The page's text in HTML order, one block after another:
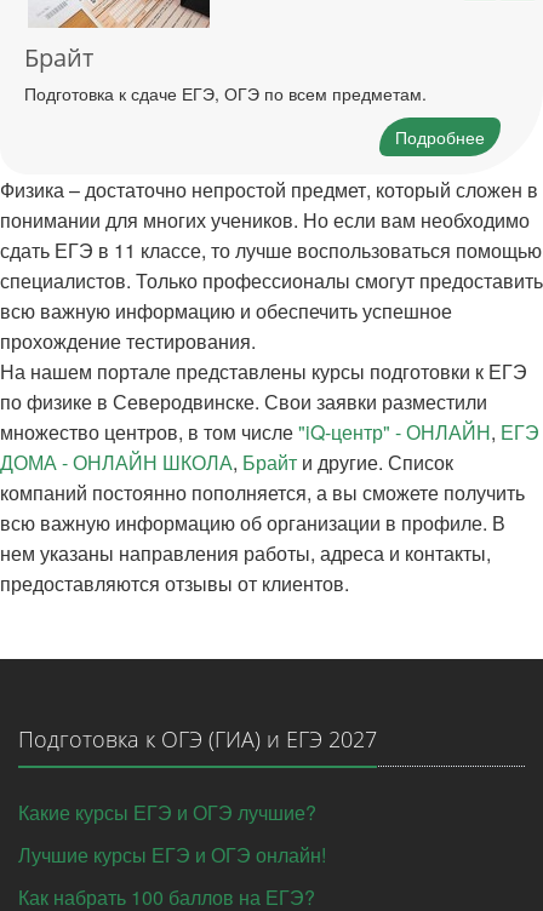
Брайт
Подготовка к сдаче ЕГЭ, ОГЭ по всем предметам.
Подробнее
Физика – достаточно непростой предмет, который сложен в
понимании для многих учеников. Но если вам необходимо
сдать ЕГЭ в 11 классе, то лучше воспользоваться помощью
специалистов. Только профессионалы смогут предоставить
всю важную информацию и обеспечить успешное
прохождение тестирования.
На нашем портале представлены курсы подготовки к ЕГЭ
по физике в Северодвинске. Свои заявки разместили
множество центров, в том числе"iQ-центр" - ОНЛАЙН, ЕГЭ
ДОМА - ОНЛАЙН ШКОЛА, Брайт и другие. Список
компаний постоянно пополняется, а вы сможете получить
всю важную информацию об организации в профиле. В
нем указаны направления работы, адреса и контакты,
предоставляются отзывы от клиентов.
Подготовка к ОГЭ (ГИА) и ЕГЭ 2027
Какие курсы ЕГЭ и ОГЭ лучшие?
Лучшие курсы ЕГЭ и ОГЭ онлайн!
Как набрать 100 баллов на ЕГЭ?